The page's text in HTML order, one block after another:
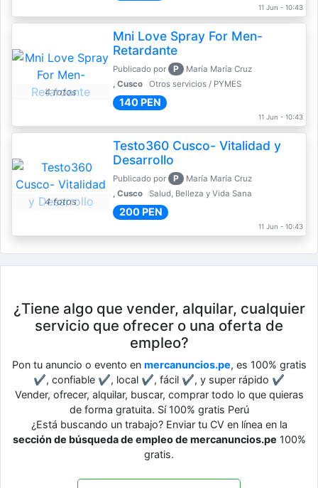
11 Jun - 10:43
4 fotos
Mni Love Spray For Men-
Retardante
Publicado por P
María María Cruz
, Cusco
Otros servicios / PYMES
140 PEN
11 Jun - 10:43
4 fotos
Testo360 Cusco- Vitalidad y
Desarrollo
Publicado por P
María María Cruz
, Cusco
Salud, Belleza y Vida Sana
200 PEN
11 Jun - 10:43
¿Tiene algo que vender, alquilar, cualquier
servicio que ofrecer o una oferta de
empleo?
Pon tu anuncio o evento en mercanuncios.pe, es 100% gratis
✔, confiable ✔, local ✔, fácil ✔, y super rápido ✔
Vender, ofrecer, alquilar, buscar, comprar todo lo que quieras
de forma gratuita. Sí 100% gratis Perú
¿Está buscando un trabajo? Enviar tu CV en línea en la
sección de búsqueda de empleo de mercanuncios.pe 100%
gratis.